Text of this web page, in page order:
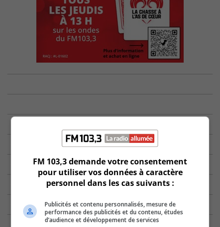
FM 103,3 demande votre consentement
pour utiliser vos données à caractère
personnel dans les cas suivants :
Publicités et contenu personnalisés, mesure de
performance des publicités et du contenu, études
d’audience et développement de services